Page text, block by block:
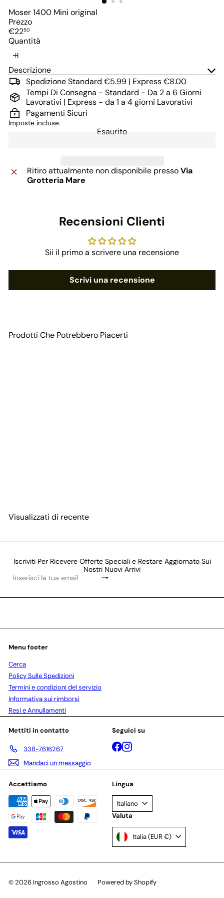
Moser 1400 Mini original
Prezzo
Prezzo
di
€2250
Quantità
Descrizione
Spedizione Standard €5.99 | Express €8.00
Tempi Di Consegna - Standard - Da 2 a 6 Giorni
Lavorativi | Express - da 1 a 4 giorni Lavorativi
Pagamenti Sicuri
Imposte incluse.
Esaurito
Ritiro attualmente non disponibile pressoVia
Grotteria Mare
Recensioni Clienti
Sii il primo a scrivere una recensione
Scrivi una recensione
Prodotti Che Potrebbero Piacerti
Visualizzati di recente
Iscriviti Per Ricevere Offerte Speciali e Restare Aggiornato Sui
Nostri Nuovi Arrivi
Iscriviti
Inserisci
tua
Menu footer
Cerca
Policy Sulle Spedizioni
Termini e condizioni del servizio
Informativa sui rimborsi
Resi e Annullamenti
Mettiti in contatto
338-7616267
Mandaci un messaggio
Seguici su
Facebook
Instagram
Accettiamo Lingua
Italiano
Valuta
Italia (EUR €)
© 2026 Ingrosso Agostino Powered by Shopify